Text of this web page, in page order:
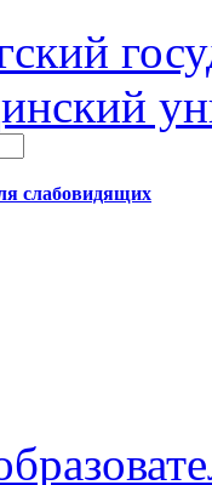
слабовидящих